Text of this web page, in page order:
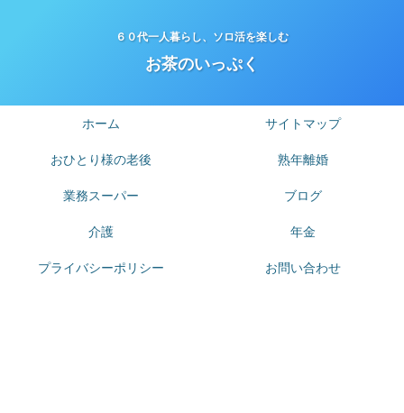
６０代一人暮らし、ソロ活を楽しむ
お茶のいっぷく
ホーム サイトマップ
おひとり様の老後 熟年離婚
業務スーパー ブログ
介護 年金
プライバシーポリシー お問い合わせ